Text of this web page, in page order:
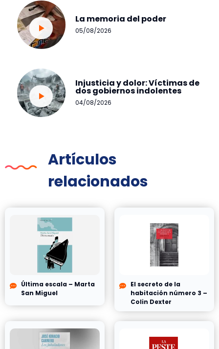
La memoria del poder
05/08/2026
Injusticia y dolor: Víctimas de
dos gobiernos indolentes
04/08/2026
Artículos
relacionados
Última escala – Marta
San Miguel
El secreto de la
habitación número 3 –
Colin Dexter